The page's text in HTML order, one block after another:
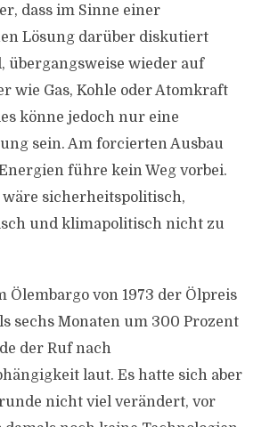
dass im Sinne einer
Lösung darüber diskutiert
übergangsweise wieder auf
wie Gas, Kohle oder Atomkraft
könne jedoch nur eine
sein. Am forcierten Ausbau
führe kein Weg vorbei.
wäre sicherheitspolitisch,
und klimapolitisch nicht zu
Ölembargo von 1973 der Ölpreis
sechs Monaten um 300 Prozent
der Ruf nach
laut. Es hatte sich aber
nicht viel verändert, vor